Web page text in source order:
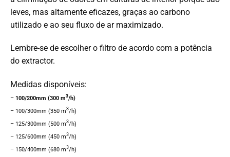
leves, mas altamente eficazes, graças ao carbono
utilizado e ao seu fluxo de ar maximizado.
Lembre-se de escolher o filtro de acordo com a potência
do extractor.
Medidas disponíveis:
– 100/200mm (300 m3/h)
– 100/300mm (350 m3/h)
– 125/300mm (500 m3/h)
– 125/600mm (450 m3/h)
– 150/400mm (680 m3/h)